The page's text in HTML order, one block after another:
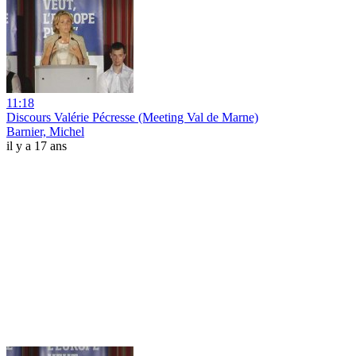
11:18
Discours Valérie Pécresse (Meeting Val de Marne)
Barnier, Michel
il y a 17 ans